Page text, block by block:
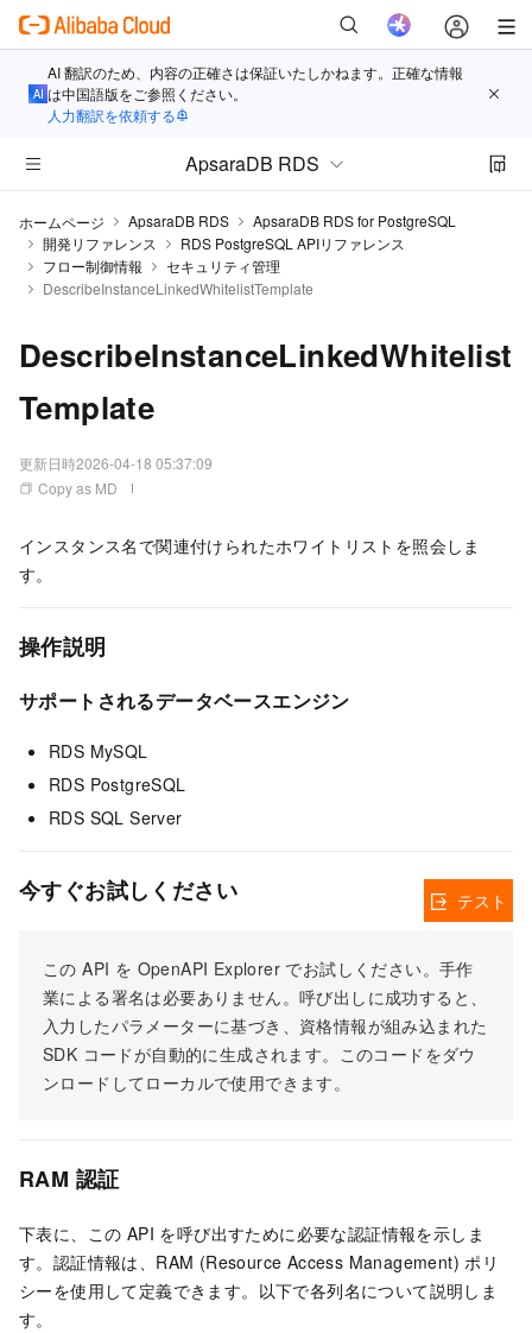
AI 翻訳のため、内容の正確さは保証いたしかねます。正確な情報
は中国語版をご参照ください。
人力翻訳を依頼する
ApsaraDB RDS
ホームページ ApsaraDB RDS
ApsaraDB RDS for PostgreSQL
開発リファレンス
RDS PostgreSQL APIリファレンス
フロー制御情報
セキュリティ管理
DescribeInstanceLinkedWhitelistTemplate
DescribeInstanceLinkedWhitelist
Template
更新日時2026-04-18 05:37:09
Copy as MD
インスタンス名で関連付けられたホワイトリストを照会しま
す。
操作説明
サポートされるデータベースエンジン
RDS MySQL
RDS PostgreSQL
RDS SQL Server
今すぐお試しください
この API を OpenAPI Explorer でお試しください。手作
業による署名は必要ありません。呼び出しに成功すると、
入力したパラメーターに基づき、資格情報が組み込まれた
SDK コードが自動的に生成されます。このコードをダウ
ンロードしてローカルで使用できます。
テスト
RAM 認証
下表に、この API を呼び出すために必要な認証情報を示しま
す。認証情報は、RAM (Resource Access Management) ポリ
シーを使用して定義できます。以下で各列名について説明しま
す。